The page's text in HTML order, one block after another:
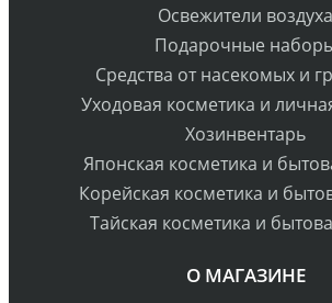
Освежители воздуха
Подарочные
Средства от насекомых и
Уходовая косметика и
Хозинвентарь
Японская косметика и
Корейская косметика и
Тайская косметика и
О МАГАЗИНЕ